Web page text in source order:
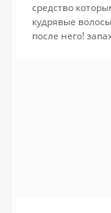
средство
кудрявые
после него!